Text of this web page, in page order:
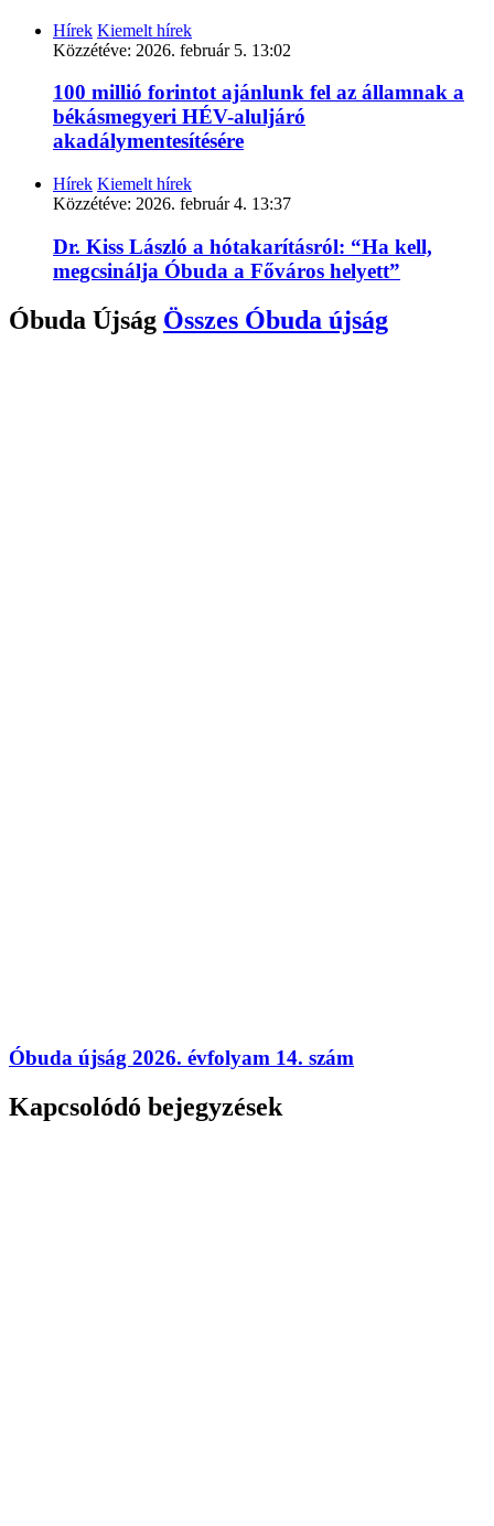
Hírek Kiemelt hírek
Közzétéve: 2026. február 5. 13:02
100 millió forintot ajánlunk fel az államnak a
békásmegyeri HÉV-aluljáró
akadálymentesítésére
Hírek Kiemelt hírek
Közzétéve: 2026. február 4. 13:37
Dr. Kiss László a hótakarításról: “Ha kell,
megcsinálja Óbuda a Főváros helyett”
Óbuda Újság Összes Óbuda újság
Óbuda újság 2026. évfolyam 14. szám
Kapcsolódó bejegyzések